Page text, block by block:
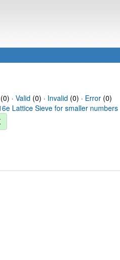
· Valid (0) · Invalid (0) · Error(0)
Lattice Sieve for smaller numbers